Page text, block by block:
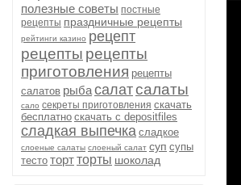
полезные советы постные
рецепты праздничные рецепты
рейтинги казино рецепт
рецепты рецепты
приготовления рецепты
салатов рыбасалатсалаты
сало секреты приготовления скачать
бесплатно скачать с depositfiles
сладкая выпечка сладкое
слоеные салаты слоеный салат суп супы
тесто тортторты шоколад